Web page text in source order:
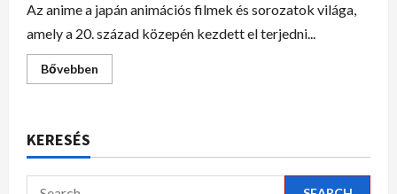
Az anime a japán animációs filmek és sorozatok világa,
amely a 20. század közepén kezdett el terjedni...
Bővebben
KERESÉS